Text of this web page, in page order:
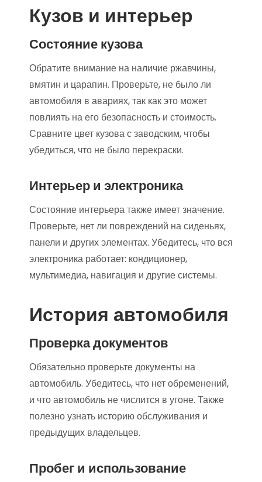
Кузов и интерьер
Состояние кузова
Обратите внимание на наличие ржавчины,
вмятин и царапин. Проверьте, не было ли
автомобиля в авариях, так как это может
повлиять на его безопасность и стоимость.
Сравните цвет кузова с заводским, чтобы
убедиться, что не было перекраски.
Интерьер и электроника
Состояние интерьера также имеет значение.
Проверьте, нет ли повреждений на сиденьях,
панели и других элементах. Убедитесь, что вся
электроника работает: кондиционер,
мультимедиа, навигация и другие системы.
История автомобиля
Проверка документов
Обязательно проверьте документы на
автомобиль. Убедитесь, что нет обременений,
и что автомобиль не числится в угоне. Также
полезно узнать историю обслуживания и
предыдущих владельцев.
Пробег и использование